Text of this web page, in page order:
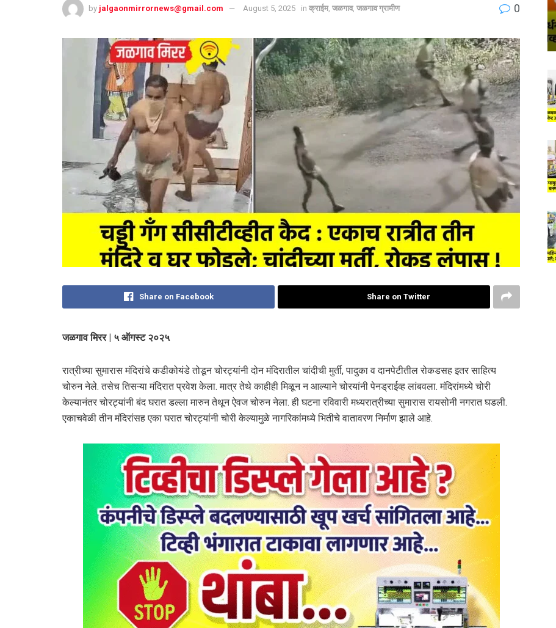
by jalgaonmirrornews@gmail.com August 5, 2025 in क्राईम, जळगाव, जळगाव ग्रामीण 0
Share on Facebook Share on Twitter
जळगाव मिरर | ५ ऑगस्ट २०२५
रात्रीच्या सुमारास मंदिरांचे कडीकोयंडे तोडून चोरट्यांनी दोन मंदिरातील चांदीची मुर्ती, पादुका व दानपेटीतील रोकडसह इतर साहित्य
चोरुन नेले. तसेच तिसऱ्या मंदिरात प्रवेश केला. मात्र तेथे काहीही मिळून न आल्याने चोरयांनी पेनड्राईव्ह लांबवला. मंदिरांमध्ये चोरी
केल्यानंतर चोरट्यांनी बंद घरात डल्ला मारुन तेथून ऐवज चोरुन नेला. ही घटना रविवारी मध्यरात्रीच्या सुमारास रायसोनी नगरात घडली.
एकाचवेळी तीन मंदिरांसह एका घरात चोरट्यांनी चोरी केल्यामुळे नागरिकांमध्ये भितीचे वातावरण निर्माण झाले आहे.